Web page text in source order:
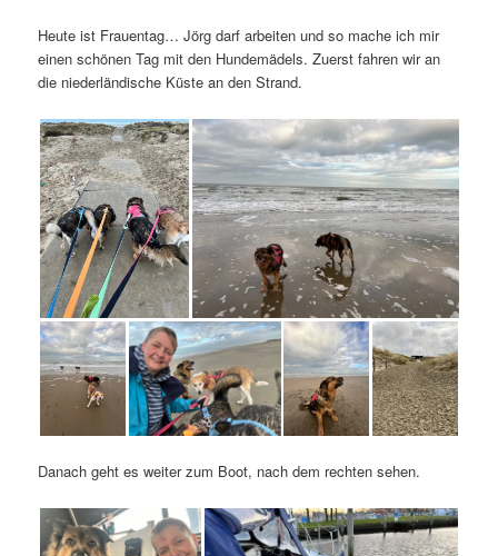
Heute ist Frauentag… Jörg darf arbeiten und so mache ich mir
einen schönen Tag mit den Hundemädels. Zuerst fahren wir an
die niederländische Küste an den Strand.
Danach geht es weiter zum Boot, nach dem rechten sehen.